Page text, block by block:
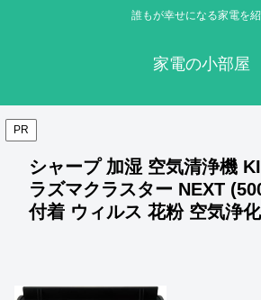
誰もが幸せになる家電を
家電の小部屋
PR
シャープ 加湿 空気清浄機
ラズマクラスター NEXT
付着 ウィルス 花粉 空気浄化